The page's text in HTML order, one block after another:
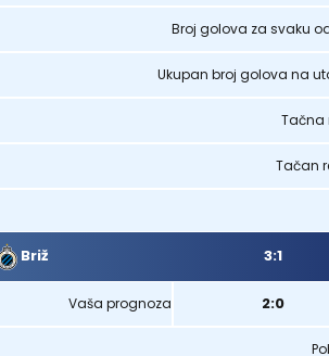
Broj golova za svaku
Ukupan broj golova na
Tačna
Tačan
Briž 3:1
Vaša prognoza 2:0